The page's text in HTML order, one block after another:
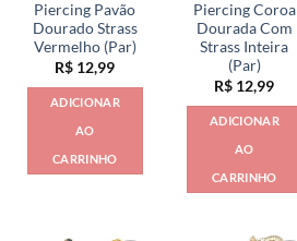
Piercing Pavão
Dourado Strass
Vermelho (Par)
R$ 12,99
ADICIONAR
AO
CARRINHO
Piercing Coroa
Dourada Com
Strass Inteira
(Par)
R$ 12,99
ADICIONAR
AO
CARRINHO